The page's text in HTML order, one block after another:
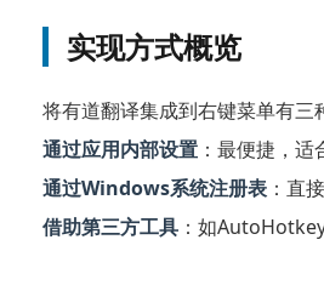
实现方式概览
将有道翻译集成到右键菜单有三
通过应用内部设置 ：最便捷，适
通过Windows系统注册表 ：直
借助第三方工具 ：如